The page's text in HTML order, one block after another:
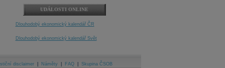
UDÁLOSTI ONLINE
Dlouhodobý ekonomický kalendář ČR
Dlouhodobý ekonomický kalendář Svět
disclaimer Náměty FAQ Skupina ČSOB